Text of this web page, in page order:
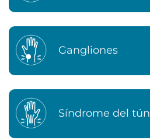
Gangliones
Síndrome del